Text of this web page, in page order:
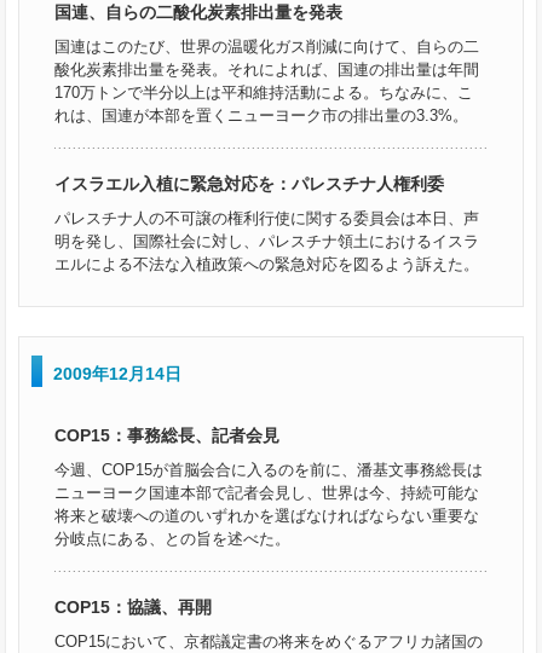
国連、自らの二酸化炭素排出量を発表
国連はこのたび、世界の温暖化ガス削減に向けて、自らの二
酸化炭素排出量を発表。それによれば、国連の排出量は年間
170万トンで半分以上は平和維持活動による。ちなみに、こ
れは、国連が本部を置くニューヨーク市の排出量の3.3%。
イスラエル入植に緊急対応を：パレスチナ人権利委
パレスチナ人の不可譲の権利行使に関する委員会は本日、声
明を発し、国際社会に対し、パレスチナ領土におけるイスラ
エルによる不法な入植政策への緊急対応を図るよう訴えた。
2009年12月14日
COP15：事務総長、記者会見
今週、COP15が首脳会合に入るのを前に、潘基文事務総長は
ニューヨーク国連本部で記者会見し、世界は今、持続可能な
将来と破壊への道のいずれかを選ばなければならない重要な
分岐点にある、との旨を述べた。
COP15：協議、再開
COP15において、京都議定書の将来をめぐるアフリカ諸国の